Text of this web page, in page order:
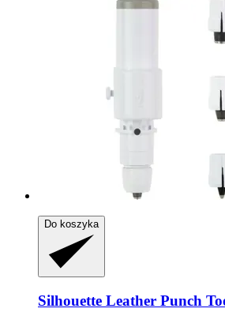
Do koszyka
Silhouette Leather Punch